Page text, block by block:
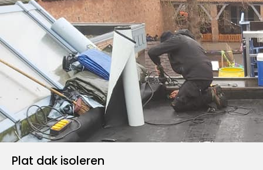
Plat dak isoleren